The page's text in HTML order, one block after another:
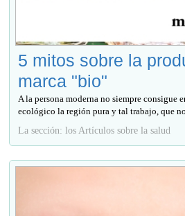
5 mitos sobre la
marca "bio"
A la persona moderna no siempre consigue
ecológico la región pura y tal trabajo, que
La sección: los Artículos sobre la salud